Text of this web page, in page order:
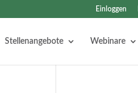
Einloggen
Stellenangebote Webinare